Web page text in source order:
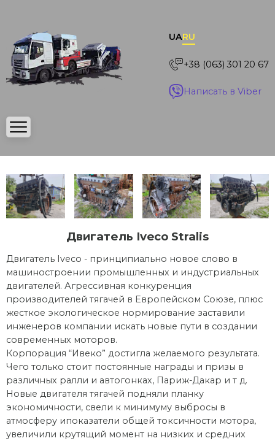
UARU
+38 (063) 301 20 67
Написать в Viber
Двигатель Iveco Stralis
Двигатель Iveco - принципиально новое слово в
машиностроении промышленных и индустриальных
двигателей. Агрессивная конкуренция
производителей тягачей в Европейском Союзе, плюс
жесткое экологическое нормирование заставили
инженеров компании искать новые пути в создании
современных моторов.
Корпорация “Ивеко” достигла желаемого результата.
Чего только стоит постоянные награды и призы в
различных ралли и автогонках, Париж-Дакар и т д.
Новые двигателя тягачей подняли планку
экономичности, свели к минимуму выбросы в
атмосферу ипоказатели общей токсичности мотора,
увеличили крутящий момент на низких и средних